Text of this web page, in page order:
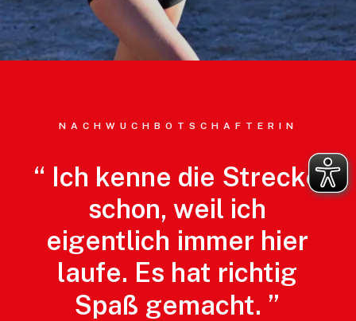
NACHWUCHBOTSCHAFTERIN
“ Ich kenne die Strecke
schon, weil ich
eigentlich immer hier
laufe. Es hat richtig
Spaß gemacht. ”